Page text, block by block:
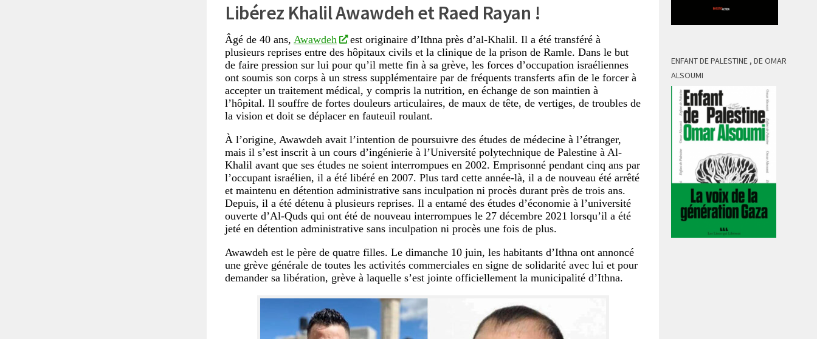
Libérez Khalil Awawdeh et Raed Rayan !
Âgé de 40 ans, Awawdeh
est originaire d’Ithna près d’al-Khalil. Il a été transféré à
plusieurs reprises entre des hôpitaux civils et la clinique de la prison de Ramle. Dans le but
de faire pression sur lui pour qu’il mette fin à sa grève, les forces d’occupation israéliennes
ont soumis son corps à un stress supplémentaire par de fréquents transferts afin de le forcer à
accepter un traitement médical, y compris la nutrition, en échange de son maintien à
l’hôpital. Il souffre de fortes douleurs articulaires, de maux de tête, de vertiges, de troubles de
la vision et doit se déplacer en fauteuil roulant.
À l’origine, Awawdeh avait l’intention de poursuivre des études de médecine à l’étranger,
mais il s’est inscrit à un cours d’ingénierie à l’Université polytechnique de Palestine à Al-
Khalil avant que ses études ne soient interrompues en 2002. Emprisonné pendant cinq ans par
l’occupant israélien, il a été libéré en 2007. Plus tard cette année-là, il a de nouveau été arrêté
et maintenu en détention administrative sans inculpation ni procès durant près de trois ans.
Depuis, il a été détenu à plusieurs reprises. Il a entamé des études d’économie à l’université
ouverte d’Al-Quds qui ont été de nouveau interrompues le 27 décembre 2021 lorsqu’il a été
jeté en détention administrative sans inculpation ni procès une fois de plus.
Awawdeh est le père de quatre filles. Le dimanche 10 juin, les habitants d’Ithna ont annoncé
une grève générale de toutes les activités commerciales en signe de solidarité avec lui et pour
demander sa libération, grève à laquelle s’est jointe officiellement la municipalité d’Ithna.
ENFANT DE PALESTINE , DE OMAR
ALSOUMI